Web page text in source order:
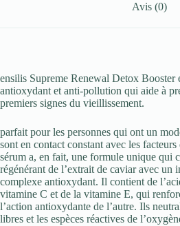
Avis (0)
ensilis Supreme Renewal Detox Booster
antioxydant et anti-pollution qui aide à
premiers signes du vieillissement.
parfait pour les personnes qui ont un
sont en contact constant avec les
sérum a, en fait, une formule unique qui
régénérant de l’extrait de caviar avec un
complexe antioxydant. Il contient de
vitamine C et de la vitamine E, qui
l’action antioxydante de l’autre. Ils
libres et les espèces réactives de